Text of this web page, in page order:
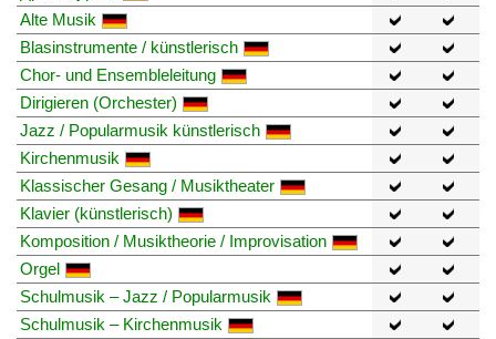
Alte Musik
Blasinstrumente / künstlerisch
Chor- und Ensembleleitung
Dirigieren (Orchester)
Jazz / Popularmusik künstlerisch
Kirchenmusik
Klassischer Gesang / Musiktheater
Klavier (künstlerisch)
Komposition / Musiktheorie / Improvisation
Orgel
Schulmusik – Jazz / Popularmusik
Schulmusik – Kirchenmusik